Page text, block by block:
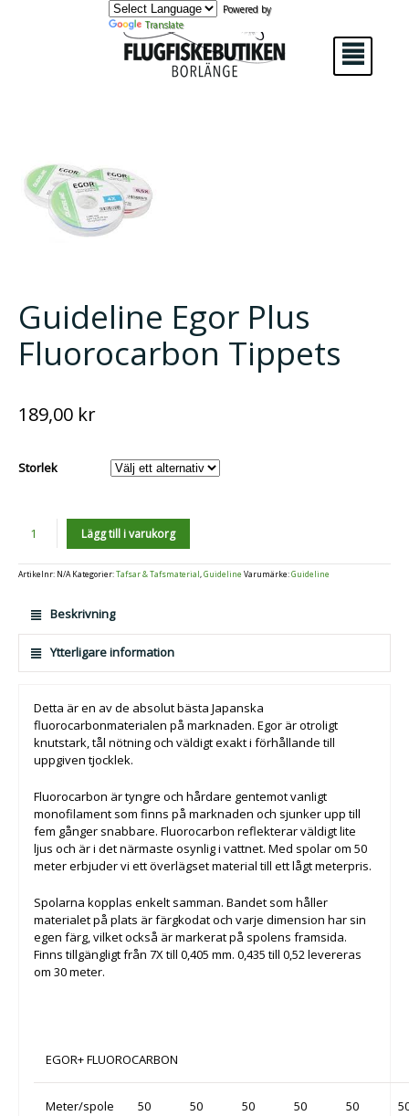
Powered by
Translate
²
Guideline Egor Plus
Fluorocarbon Tippets
189,00 kr
Storlek
Antal Lägg till i varukorg
Artikelnr: N/A Kategorier:Tafsar & Tafsmaterial,Guideline Varumärke:Guideline
Beskrivning
Ytterligare information
Detta är en av de absolut bästa Japanska
fluorocarbonmaterialen på marknaden. Egor är otroligt
knutstark, tål nötning och väldigt exakt i förhållande till
uppgiven tjocklek.
Fluorocarbon är tyngre och hårdare gentemot vanligt
monofilament som finns på marknaden och sjunker upp till
fem gånger snabbare. Fluorocarbon reflekterar väldigt lite
ljus och är i det närmaste osynlig i vattnet. Med spolar om 50
meter erbjuder vi ett överlägset material till ett lågt meterpris.
Spolarna kopplas enkelt samman. Bandet som håller
materialet på plats är färgkodat och varje dimension har sin
egen färg, vilket också är markerat på spolens framsida.
Finns tillgängligt från 7X till 0,405 mm. 0,435 till 0,52 levereras
om 30 meter.
EGOR+ FLUOROCARBON
Meter/spole 50 50 50 50 50